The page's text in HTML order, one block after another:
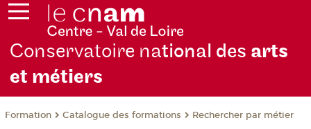
Conservatoire national des arts
et métiers
Formation Catalogue des formations Rechercher par métier